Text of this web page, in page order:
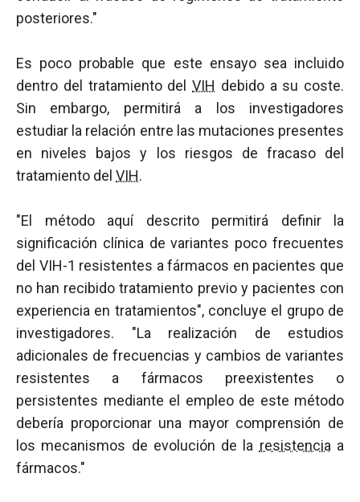
posteriores."
Es poco probable que este ensayo sea incluido
dentro del tratamiento del VIH debido a su coste.
Sin embargo, permitirá a los investigadores
estudiar la relación entre las mutaciones presentes
en niveles bajos y los riesgos de fracaso del
tratamiento del VIH.
"El método aquí descrito permitirá definir la
significación clínica de variantes poco frecuentes
del VIH-1 resistentes a fármacos en pacientes que
no han recibido tratamiento previo y pacientes con
experiencia en tratamientos", concluye el grupo de
investigadores. "La realización de estudios
adicionales de frecuencias y cambios de variantes
resistentes a fármacos preexistentes o
persistentes mediante el empleo de este método
debería proporcionar una mayor comprensión de
los mecanismos de evolución de la resistencia a
fármacos."